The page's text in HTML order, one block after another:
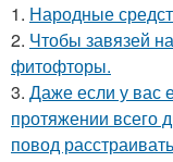
1. Народные
2. Чтобы завязей
фитофторы.
3. Даже если у вас
протяжении всего
повод